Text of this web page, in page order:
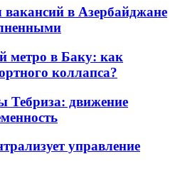
в Азербайджане
метро в Баку: как
коллапса?
Тебриза: движение
управление